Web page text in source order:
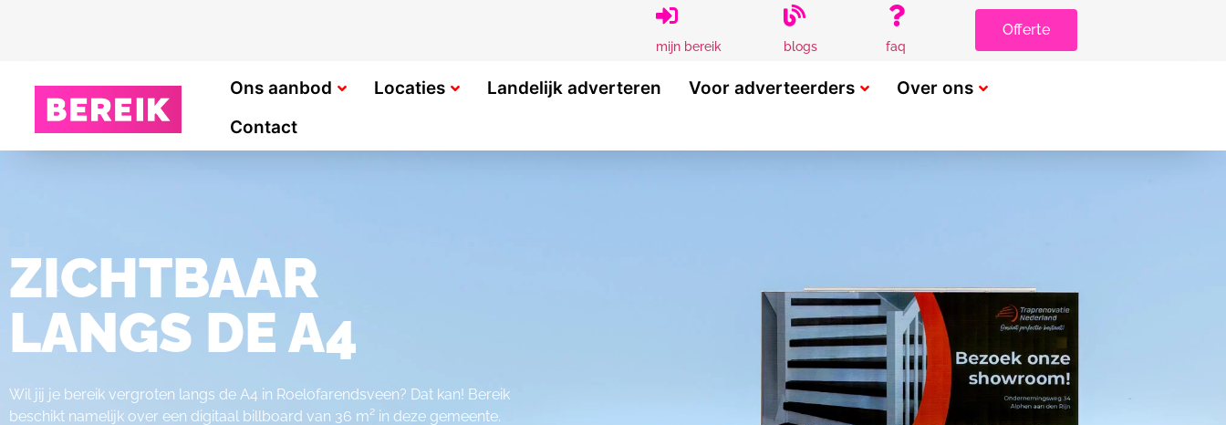
mijn bereik blogs faq
Offerte
Ons aanbod Locaties Landelijk adverteren Voor adverteerders
Over ons
Contact
ZICHTBAAR
LANGS DE A4
Wil jij je bereik vergroten langs de A4 in Roelofarendsveen? Dat kan! Bereik
beschikt namelijk over een digitaal billboard van 36 m² in deze gemeente.